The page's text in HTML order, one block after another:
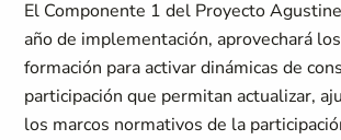
El Componente 1 del Proyecto
año de implementación, aprovechará
formación para activar dinámicas de
participación que permitan actualizar,
los marcos normativos de la